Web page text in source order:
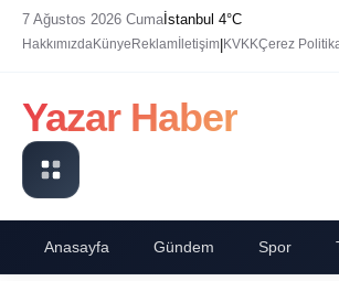
7 Ağustos 2026 Cumaİstanbul 4°C
HakkımızdaKünye Reklam İletişim|KVKKÇerez
Yazar Haber
Anasayfa Gündem Spor